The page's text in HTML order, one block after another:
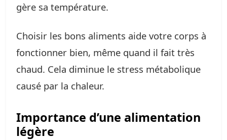
gère sa température.
Choisir les bons aliments aide votre corps à
fonctionner bien, même quand il fait très
chaud. Cela diminue le stress métabolique
causé par la chaleur.
Importance d’une alimentation
légère